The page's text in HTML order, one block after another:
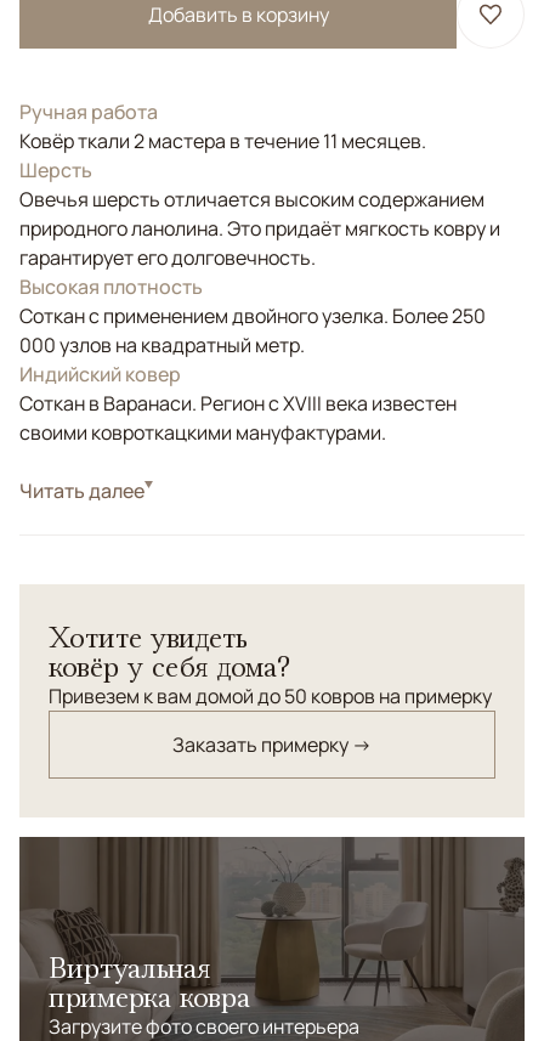
Добавить в корзину
Ручная работа
Ковёр ткали 2 мастера в течение 11 месяцев.
Шерсть
Овечья шерсть отличается высоким содержанием
природного ланолина. Это придаёт мягкость ковру и
гарантирует его долговечность.
Высокая плотность
Соткан с применением двойного узелка. Более 250
000 узлов на квадратный метр.
Индийский ковер
Соткан в Варанаси. Регион с XVIII века известен
своими ковроткацкими мануфактурами.
СтильКлассические
монохромном стиле.
Читать далее
Хотите увидеть
ковёр у себя дома?
Привезем к вам домой до 50 ковров на примерку
Заказать примерку →
Виртуальная
примерка ковра
Загрузите фото своего интерьера